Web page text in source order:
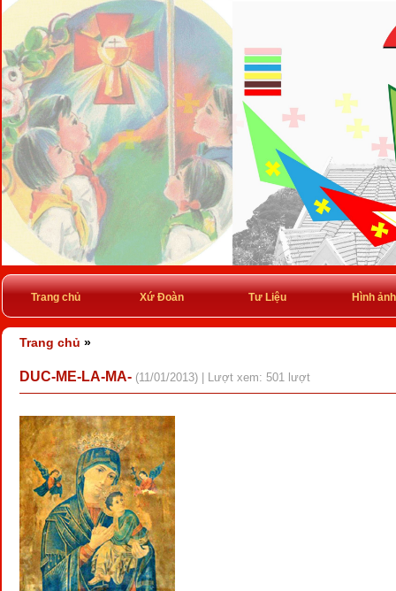
Trang chủ Xứ Đoàn Tư Liệu Hình ảnh
Trang chủ »
DUC-ME-LA-MA- (11/01/2013) | Lượt xem: 501 lượt